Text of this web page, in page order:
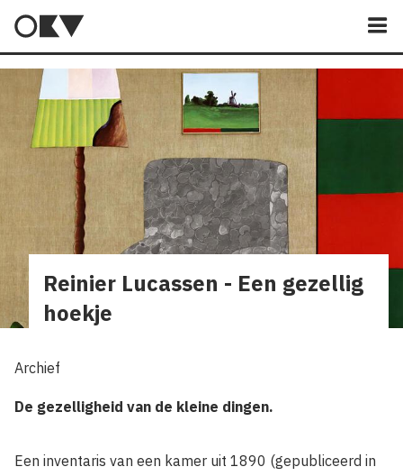
Reinier Lucassen - Een gezellig
hoekje
Archief
De gezelligheid van de kleine dingen.
Een inventaris van een kamer uit 1890 (gepubliceerd in